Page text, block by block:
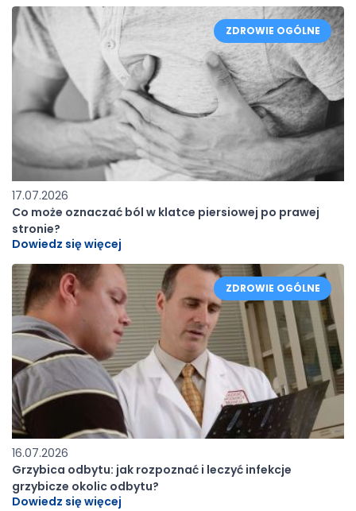
17.07.2026
Co może oznaczać ból w klatce piersiowej po prawej
stronie?
Dowiedz się więcej
ZDROWIE OGÓLNE
16.07.2026
Grzybica odbytu: jak rozpoznać i leczyć infekcje
grzybicze okolic odbytu?
Dowiedz się więcej
ZDROWIE OGÓLNE